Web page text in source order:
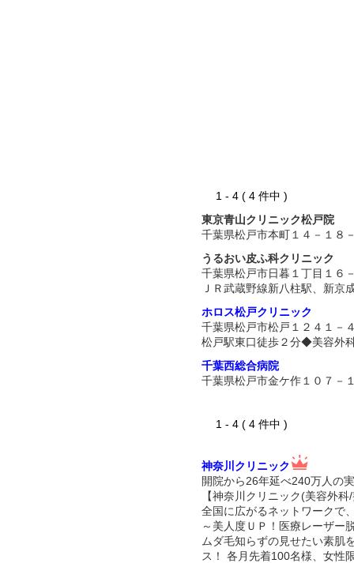
1 - 4 ( 4 件中 )
東京青山クリニック松戸院
千葉県松戸市本町１４－１８
うるおい皮ふ科クリニック
千葉県松戸市日暮１丁目１６
ＪＲ武蔵野線新八柱駅、新京
ホロス松戸クリニック
千葉県松戸市松戸１２４１－
松戸駅東口徒歩２分◆美容外
千葉西総合病院
千葉県松戸市金ケ作１０７－
1 - 4 ( 4 件中 )
神奈川クリニック
開院から26年延べ240万人の
【神奈川クリニック(美容外
全国に広がるネットワークで
～美人度ＵＰ！医療レーザー
ムダ毛知らずの見せたい素肌
ス！ 各月先着100名様、女性